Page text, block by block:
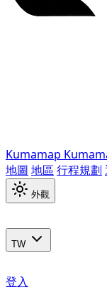
Kumamap
地圖 地區 行程規劃
外觀
TW
登入